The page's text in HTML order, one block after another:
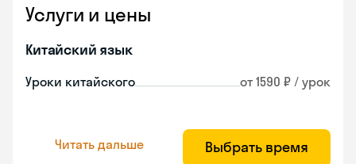
Услуги и цены
Китайский язык
Уроки китайского от 1590 ₽ / урок
Читать дальше Выбрать время